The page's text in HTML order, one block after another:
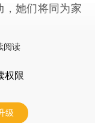
，她们将同为家
阅读
权限
级